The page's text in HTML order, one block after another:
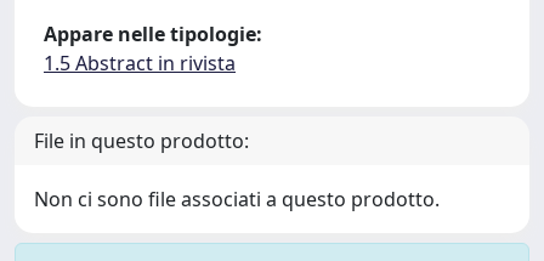
Appare nelle tipologie:
1.5 Abstract in rivista
File in questo prodotto:
Non ci sono file associati a questo prodotto.